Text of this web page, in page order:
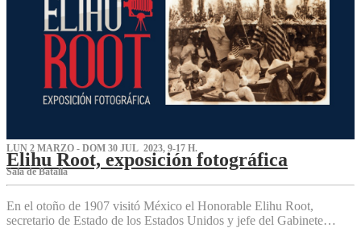
LUN 2 MARZO - DOM 30 JUL 2023, 9-17 H.
Elihu Root, exposición fotográfica
Sala de Batalla
En el otoño de 1907 visitó México el Honorable Elihu Root,
secretario de Estado de los Estados Unidos y jefe del Gabinete…